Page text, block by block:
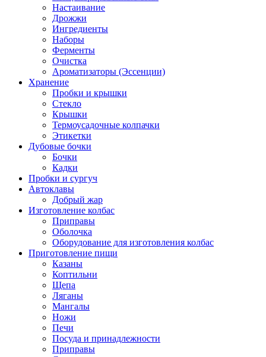
Настаивание
Дрожжи
Ингредиенты
Наборы
Ферменты
Очистка
Ароматизаторы (Эссенции)
Хранение
Пробки и крышки
Стекло
Крышки
Термоусадочные колпачки
Этикетки
Дубовые бочки
Бочки
Кадки
Пробки и сургуч
Автоклавы
Добрый жар
Изготовление колбас
Приправы
Оболочка
Оборудование для изготовления колбас
Приготовление пищи
Казаны
Коптильни
Щепа
Ляганы
Мангалы
Ножи
Печи
Посуда и принадлежности
Приправы